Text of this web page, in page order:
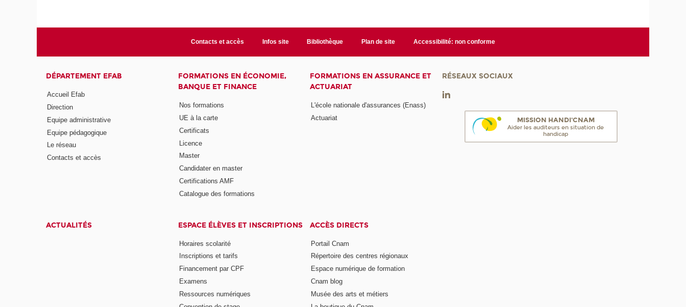
Contacts et accès Infos site Bibliothèque Plan de site Accessibilité: non conforme
DÉPARTEMENT EFAB
Accueil Efab
Direction
Equipe administrative
Equipe pédagogique
Le réseau
Contacts et accès
FORMATIONS EN ÉCONOMIE,
BANQUE ET FINANCE
Nos formations
UE à la carte
Certificats
Licence
Master
Candidater en master
Certifications AMF
Catalogue des formations
FORMATIONS EN ASSURANCE ET
ACTUARIAT
L'école nationale d'assurances (Enass)
Actuariat
ACTUALITÉS ESPACE ÉLÈVES ET INSCRIPTIONS
Horaires scolarité
Inscriptions et tarifs
Financement par CPF
Examens
Ressources numériques
ACCÈS DIRECTS
Portail Cnam
Répertoire des centres régionaux
Espace numérique de formation
Cnam blog
Musée des arts et métiers
RÉSEAUX SOCIAUX
MISSION HANDI'CNAM
Aider les auditeurs en situation de
handicap